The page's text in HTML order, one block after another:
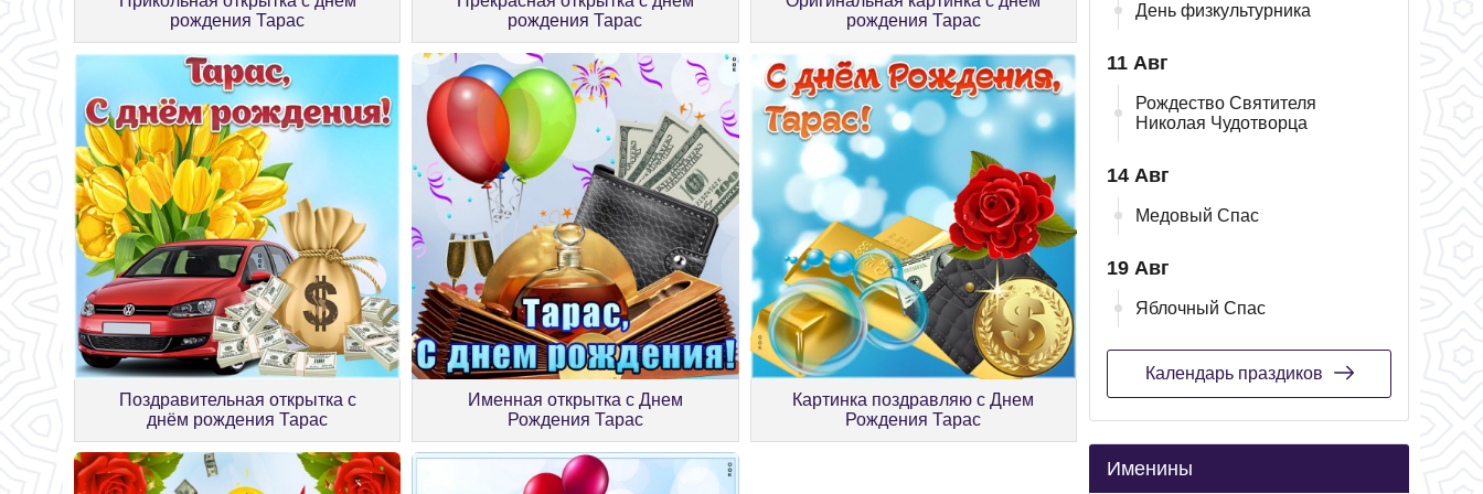
рождения Тарас
рождения Тарас
рождения Тарас
Поздравительная открытка с
днём рождения Тарас
Именная открытка с Днем
Рождения Тарас
Картинка поздравляю с Днем
Рождения Тарас
День физкультурника
11 Авг
Рождество Святителя
Николая Чудотворца
14 Авг
Медовый Спас
19 Авг
Яблочный Спас
Календарь праздиков
Именины